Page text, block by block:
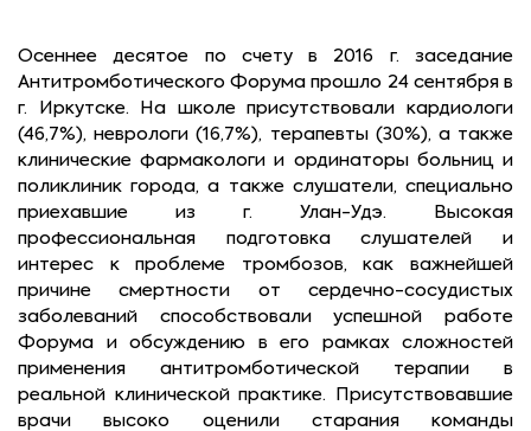
Осеннее десятое по счету в 2016 г. заседание
Антитромботического Форума прошло 24 сентября в
г. Иркутске. На школе присутствовали кардиологи
(46,7%), неврологи (16,7%), терапевты (30%), а также
клинические фармакологи и ординаторы больниц и
поликлиник города, а также слушатели, специально
приехавшие из г. Улан-Удэ. Высокая
профессиональная подготовка слушателей и
интерес к проблеме тромбозов, как важнейшей
причине смертности от сердечно-сосудистых
заболеваний способствовали успешной работе
Форума и обсуждению в его рамках сложностей
применения антитромботической терапии в
реальной клинической практике. Присутствовавшие
врачи высоко оценили старания команды